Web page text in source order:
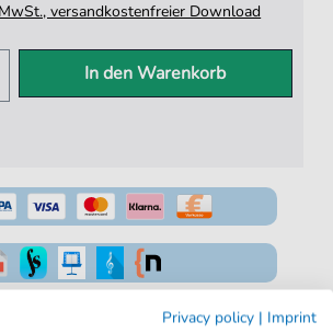
versandkostenfreier Download
In den Warenkorb
Privacy policy | Imprint